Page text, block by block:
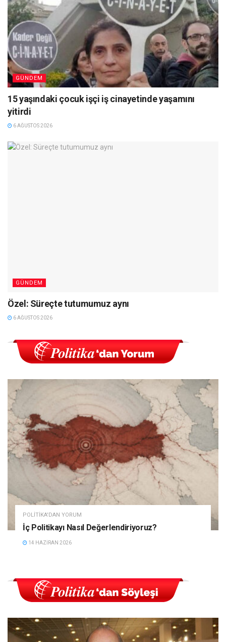
GÜNDEM
15 yaşındaki çocuk işçi iş cinayetinde yaşamını
yitirdi
6 AĞUSTOS 2026
GÜNDEM
Özel: Süreçte tutumumuz aynı
6 AĞUSTOS 2026
POLITIKA'DAN YORUM
İç Politikayı Nasıl Değerlendiriyoruz?
14 HAZIRAN 2026